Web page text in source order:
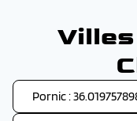
Pornic :